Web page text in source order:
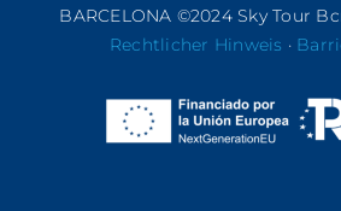
BARCELONA ©2024 Sky Tour
Rechtlicher Hinweis ·